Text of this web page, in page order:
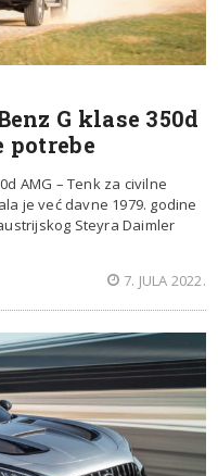
G klase 350d
potrebe
AMG – Tenk za civilne
je već davne 1979. godine
Steyra Daimler
7. JULA 2022.